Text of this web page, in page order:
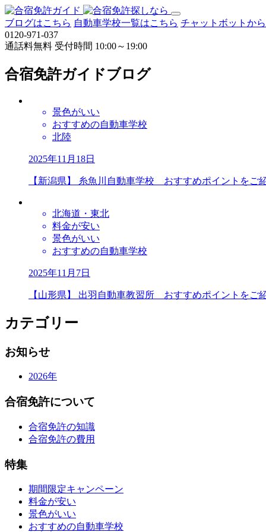
ブログはこちら 自動車学校一覧はこちら チャットボットか
0120-971-037
通話料無料 受付時間 10:00～19:00
合宿免許ガイドブログ
景色がいい
おすすめの自動車学校
北陸
2025年11月18日
【新潟県】 糸魚川自動車学校 おすすめポイントをご
北海道・東北
料金が安い
景色がいい
おすすめの自動車学校
2025年11月7日
【山形県】 出羽自動車教習所 おすすめポイントをご
カテゴリー
お知らせ
2026年
合宿免許について
合宿免許の知識
合宿免許の費用
特集
期間限定キャンペーン
料金が安い
景色がいい
おすすめの自動車学校